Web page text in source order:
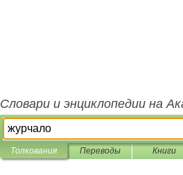
Словари и энциклопедии на
Толкования Переводы Книги